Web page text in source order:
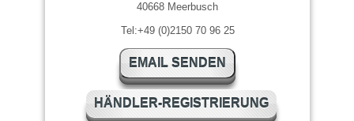
40668 Meerbusch
Tel:+49 (0)2150 70 96 25
EMAIL SENDEN
HÄNDLER-REGISTRIERUNG